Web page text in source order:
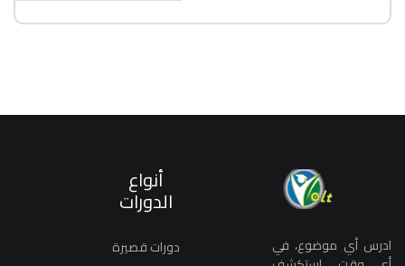
ادرس أي موضوع، في
أنواع
الدورات
دورات قصيرة